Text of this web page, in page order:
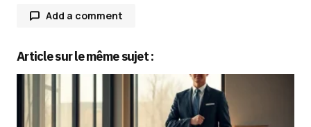
Add a comment
Votre adresse e-mail ne sera pas publiée.Les
champs obligatoires sont indiqués avec
Article sur le même sujet :